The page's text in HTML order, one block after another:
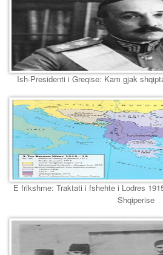
Ish-Presidenti i Greqise: Kam gjak
E frikshme: Traktati i fshehte i Lodres
Shqiperise